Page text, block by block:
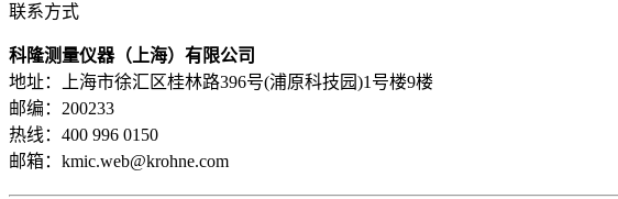
联系方式
科隆测量仪器（上海）有限公司
地址：上海市徐汇区桂林路396号(浦原科技园)1号楼9楼
邮编：200233
热线：400 996 0150
邮箱：kmic.web@krohne.com